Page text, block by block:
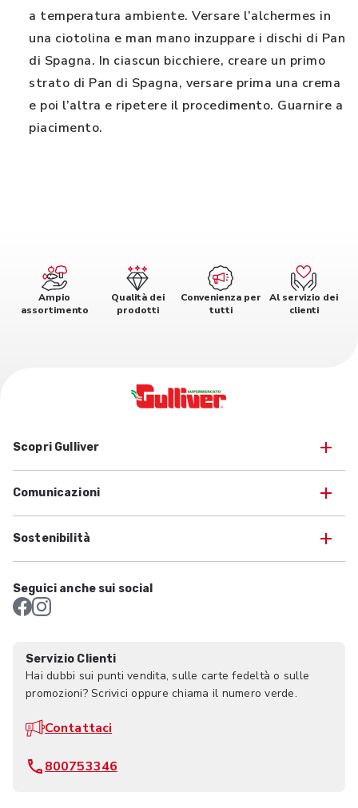
a temperatura ambiente. Versare l’alchermes in
una ciotolina e man mano inzuppare i dischi di Pan
di Spagna. In ciascun bicchiere, creare un primo
strato di Pan di Spagna, versare prima una crema
e poi l’altra e ripetere il procedimento. Guarnire a
piacimento.
Ampio
assortimento
Qualità dei
prodotti
Convenienza per
tutti
Al servizio dei
clienti
Scopri Gulliver
Comunicazioni
Sostenibilità
Seguici anche sui social
Servizio Clienti
Hai dubbi sui punti vendita, sulle carte fedeltà o sulle
promozioni? Scrivici oppure chiama il numero verde.
Contattaci
800753346